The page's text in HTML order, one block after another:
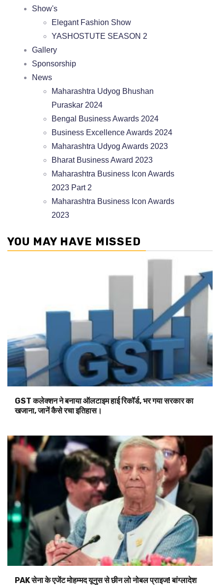
YOU MAY HAVE MISSED
GST कलेक्शन ने बनाया ऑलटाइम हाई रिकॉर्ड, भर गया सरकार का
खजाना, जानें कैसे रचा इतिहास।
PAK सेना के एजेंट मोहम्मद यूनुस से छीन लो नोबल प्राइज! बांग्लादेश